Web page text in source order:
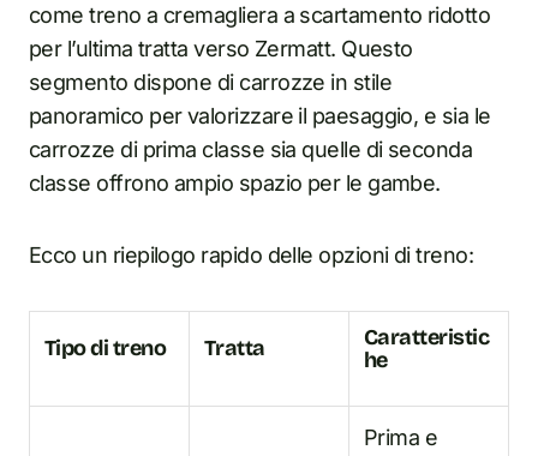
come treno a cremagliera a scartamento ridotto
per l’ultima tratta verso Zermatt. Questo
segmento dispone di carrozze in stile
panoramico per valorizzare il paesaggio, e sia le
carrozze di prima classe sia quelle di seconda
classe offrono ampio spazio per le gambe.
Ecco un riepilogo rapido delle opzioni di treno:
Tipo di treno Tratta
Caratteristic
he
Prima e